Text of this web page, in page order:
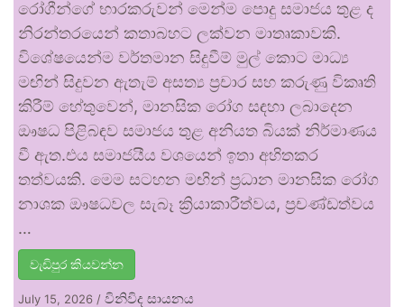
රෝගීන්ගේ භාරකරුවන් මෙන්ම පොදු සමාජය තුළ ද
නිරන්තරයෙන් කතාබහට ලක්වන මාතෘකාවකි.
විශේෂයෙන්ම වර්තමාන සිදුවීම් මුල් කොට මාධ්‍ය
මඟින් සිදුවන ඇතැම් අසත්‍ය ප්‍රචාර සහ කරුණු විකෘති
කිරීම් හේතුවෙන්, මානසික රෝග සඳහා ලබාදෙන
ඖෂධ පිළිබඳව සමාජය තුළ අනියත බියක් නිර්මාණය
වී ඇත.එය සමාජයීය වශයෙන් ඉතා අහිතකර
තත්වයකි. මෙම සටහන මඟින් ප්‍රධාන මානසික රෝග
නාශක ඖෂධවල සැබෑ ක්‍රියාකාරීත්වය, ප්‍රචණ්ඩත්වය
…
වැඩිපුර කියවන්න
July 15, 2026 / විනිවිද සායනය